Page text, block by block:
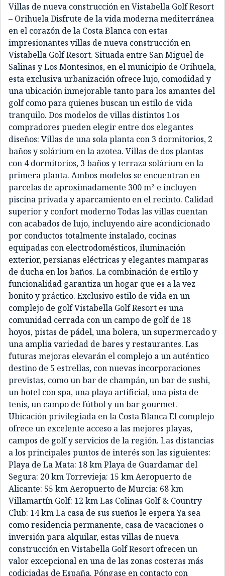
Villas de nueva construcción en Vistabella Golf Resort
– Orihuela Disfrute de la vida moderna mediterránea
en el corazón de la Costa Blanca con estas
impresionantes villas de nueva construcción en
Vistabella Golf Resort. Situada entre San Miguel de
Salinas y Los Montesinos, en el municipio de Orihuela,
esta exclusiva urbanización ofrece lujo, comodidad y
una ubicación inmejorable tanto para los amantes del
golf como para quienes buscan un estilo de vida
tranquilo. Dos modelos de villas distintos Los
compradores pueden elegir entre dos elegantes
diseños: Villas de una sola planta con 3 dormitorios, 2
baños y solárium en la azotea. Villas de dos plantas
con 4 dormitorios, 3 baños y terraza solárium en la
primera planta. Ambos modelos se encuentran en
parcelas de aproximadamente 300 m² e incluyen
piscina privada y aparcamiento en el recinto. Calidad
superior y confort moderno Todas las villas cuentan
con acabados de lujo, incluyendo aire acondicionado
por conductos totalmente instalado, cocinas
equipadas con electrodomésticos, iluminación
exterior, persianas eléctricas y elegantes mamparas
de ducha en los baños. La combinación de estilo y
funcionalidad garantiza un hogar que es a la vez
bonito y práctico. Exclusivo estilo de vida en un
complejo de golf Vistabella Golf Resort es una
comunidad cerrada con un campo de golf de 18
hoyos, pistas de pádel, una bolera, un supermercado y
una amplia variedad de bares y restaurantes. Las
futuras mejoras elevarán el complejo a un auténtico
destino de 5 estrellas, con nuevas incorporaciones
previstas, como un bar de champán, un bar de sushi,
un hotel con spa, una playa artificial, una pista de
tenis, un campo de fútbol y un bar gourmet.
Ubicación privilegiada en la Costa Blanca El complejo
ofrece un excelente acceso a las mejores playas,
campos de golf y servicios de la región. Las distancias
a los principales puntos de interés son las siguientes:
Playa de La Mata: 18 km Playa de Guardamar del
Segura: 20 km Torrevieja: 15 km Aeropuerto de
Alicante: 55 km Aeropuerto de Murcia: 68 km
Villamartín Golf: 12 km Las Colinas Golf & Country
Club: 14 km La casa de sus sueños le espera Ya sea
como residencia permanente, casa de vacaciones o
inversión para alquilar, estas villas de nueva
construcción en Vistabella Golf Resort ofrecen un
valor excepcional en una de las zonas costeras más
codiciadas de España. Póngase en contacto con